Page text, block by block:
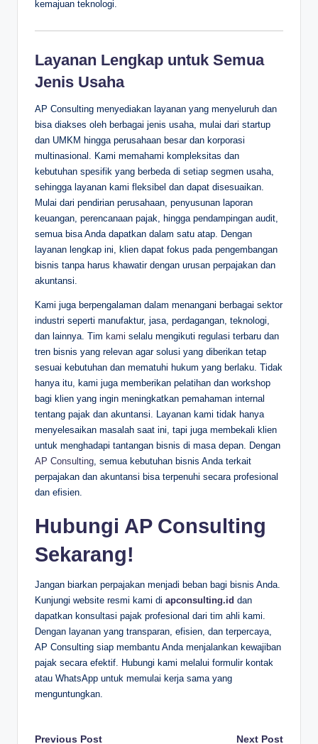
kemajuan teknologi.
Layanan Lengkap untuk Semua
Jenis Usaha
AP Consulting menyediakan layanan yang menyeluruh dan
bisa diakses oleh berbagai jenis usaha, mulai dari startup
dan UMKM hingga perusahaan besar dan korporasi
multinasional. Kami memahami kompleksitas dan
kebutuhan spesifik yang berbeda di setiap segmen usaha,
sehingga layanan kami fleksibel dan dapat disesuaikan.
Mulai dari pendirian perusahaan, penyusunan laporan
keuangan, perencanaan pajak, hingga pendampingan audit,
semua bisa Anda dapatkan dalam satu atap. Dengan
layanan lengkap ini, klien dapat fokus pada pengembangan
bisnis tanpa harus khawatir dengan urusan perpajakan dan
akuntansi.
Kami juga berpengalaman dalam menangani berbagai sektor
industri seperti manufaktur, jasa, perdagangan, teknologi,
dan lainnya. Tim kami selalu mengikuti regulasi terbaru dan
tren bisnis yang relevan agar solusi yang diberikan tetap
sesuai kebutuhan dan mematuhi hukum yang berlaku. Tidak
hanya itu, kami juga memberikan pelatihan dan workshop
bagi klien yang ingin meningkatkan pemahaman internal
tentang pajak dan akuntansi. Layanan kami tidak hanya
menyelesaikan masalah saat ini, tapi juga membekali klien
untuk menghadapi tantangan bisnis di masa depan. Dengan
AP Consulting, semua kebutuhan bisnis Anda terkait
perpajakan dan akuntansi bisa terpenuhi secara profesional
dan efisien.
Hubungi AP Consulting
Sekarang!
Jangan biarkan perpajakan menjadi beban bagi bisnis Anda.
Kunjungi website resmi kami di apconsulting.id dan
dapatkan konsultasi pajak profesional dari tim ahli kami.
Dengan layanan yang transparan, efisien, dan terpercaya,
AP Consulting siap membantu Anda menjalankan kewajiban
pajak secara efektif. Hubungi kami melalui formulir kontak
atau WhatsApp untuk memulai kerja sama yang
menguntungkan.
Previous Post Next Post